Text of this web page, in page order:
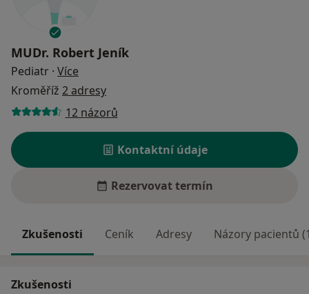
MUDr. Robert Jeník
Pediatr · Více
Kroměříž 2 adresy
12 názorů
Kontaktní údaje
Rezervovat termín
Zkušenosti Ceník Adresy Názory pacientů
Zkušenosti